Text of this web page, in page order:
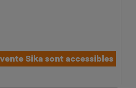
Sika sont accessibles